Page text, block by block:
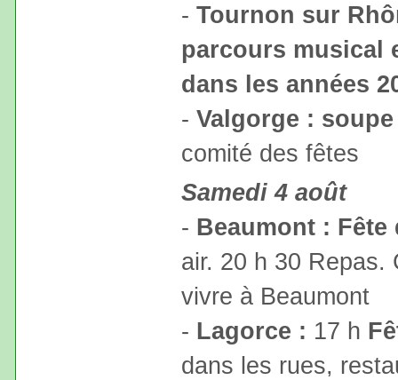
- Tournon sur
parcours musical
dans les années
- Valgorge :
comité des fêtes
Samedi 4 août
- Beaumont : Fête
air. 20 h 30 Repas.
vivre à Beaumont
- Lagorce : 17 h
dans les rues,